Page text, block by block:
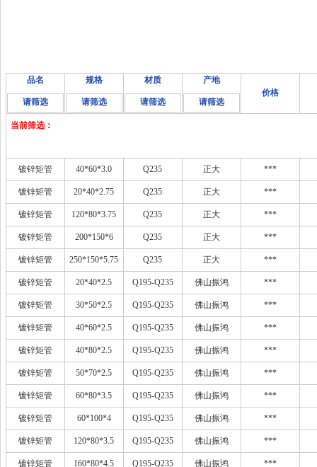
品名
请筛选
规格
请筛选
材质
请筛选
产地
请筛选
价格
当前筛选：
镀锌矩管 40*60*3.0 Q235 正大 ***
镀锌矩管 20*40*2.75 Q235 正大 ***
镀锌矩管 120*80*3.75 Q235 正大 ***
镀锌矩管 200*150*6 Q235 正大 ***
镀锌矩管 250*150*5.75 Q235 正大 ***
镀锌矩管 20*40*2.5 Q195-Q235 佛山振鸿 ***
镀锌矩管 30*50*2.5 Q195-Q235 佛山振鸿 ***
镀锌矩管 40*60*2.5 Q195-Q235 佛山振鸿 ***
镀锌矩管 40*80*2.5 Q195-Q235 佛山振鸿 ***
镀锌矩管 50*70*2.5 Q195-Q235 佛山振鸿 ***
镀锌矩管 60*80*3.5 Q195-Q235 佛山振鸿 ***
镀锌矩管 60*100*4 Q195-Q235 佛山振鸿 ***
镀锌矩管 120*80*3.5 Q195-Q235 佛山振鸿 ***
镀锌矩管 160*80*4.5 Q195-Q235 佛山振鸿 ***